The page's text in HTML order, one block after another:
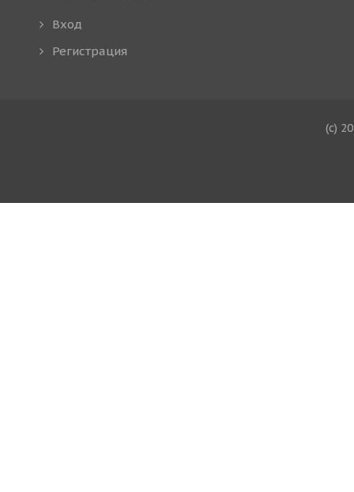
Вход
Регистрация
(c)